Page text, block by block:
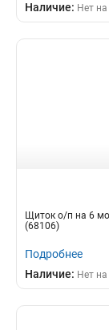
Наличие: Нет
Щиток о/п на 6
(68106)
Подробнее
Наличие: Нет